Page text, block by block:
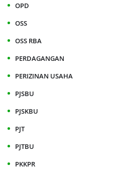
OPD
OSS
OSS RBA
PERDAGANGAN
PERIZINAN USAHA
PJSBU
PJSKBU
PJT
PJTBU
PKKPR